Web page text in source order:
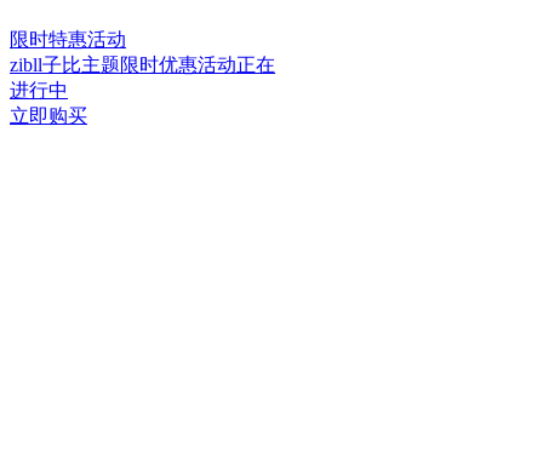
限时特惠活动
zibll子比主题限时优惠活动正在
进行中
立即购买